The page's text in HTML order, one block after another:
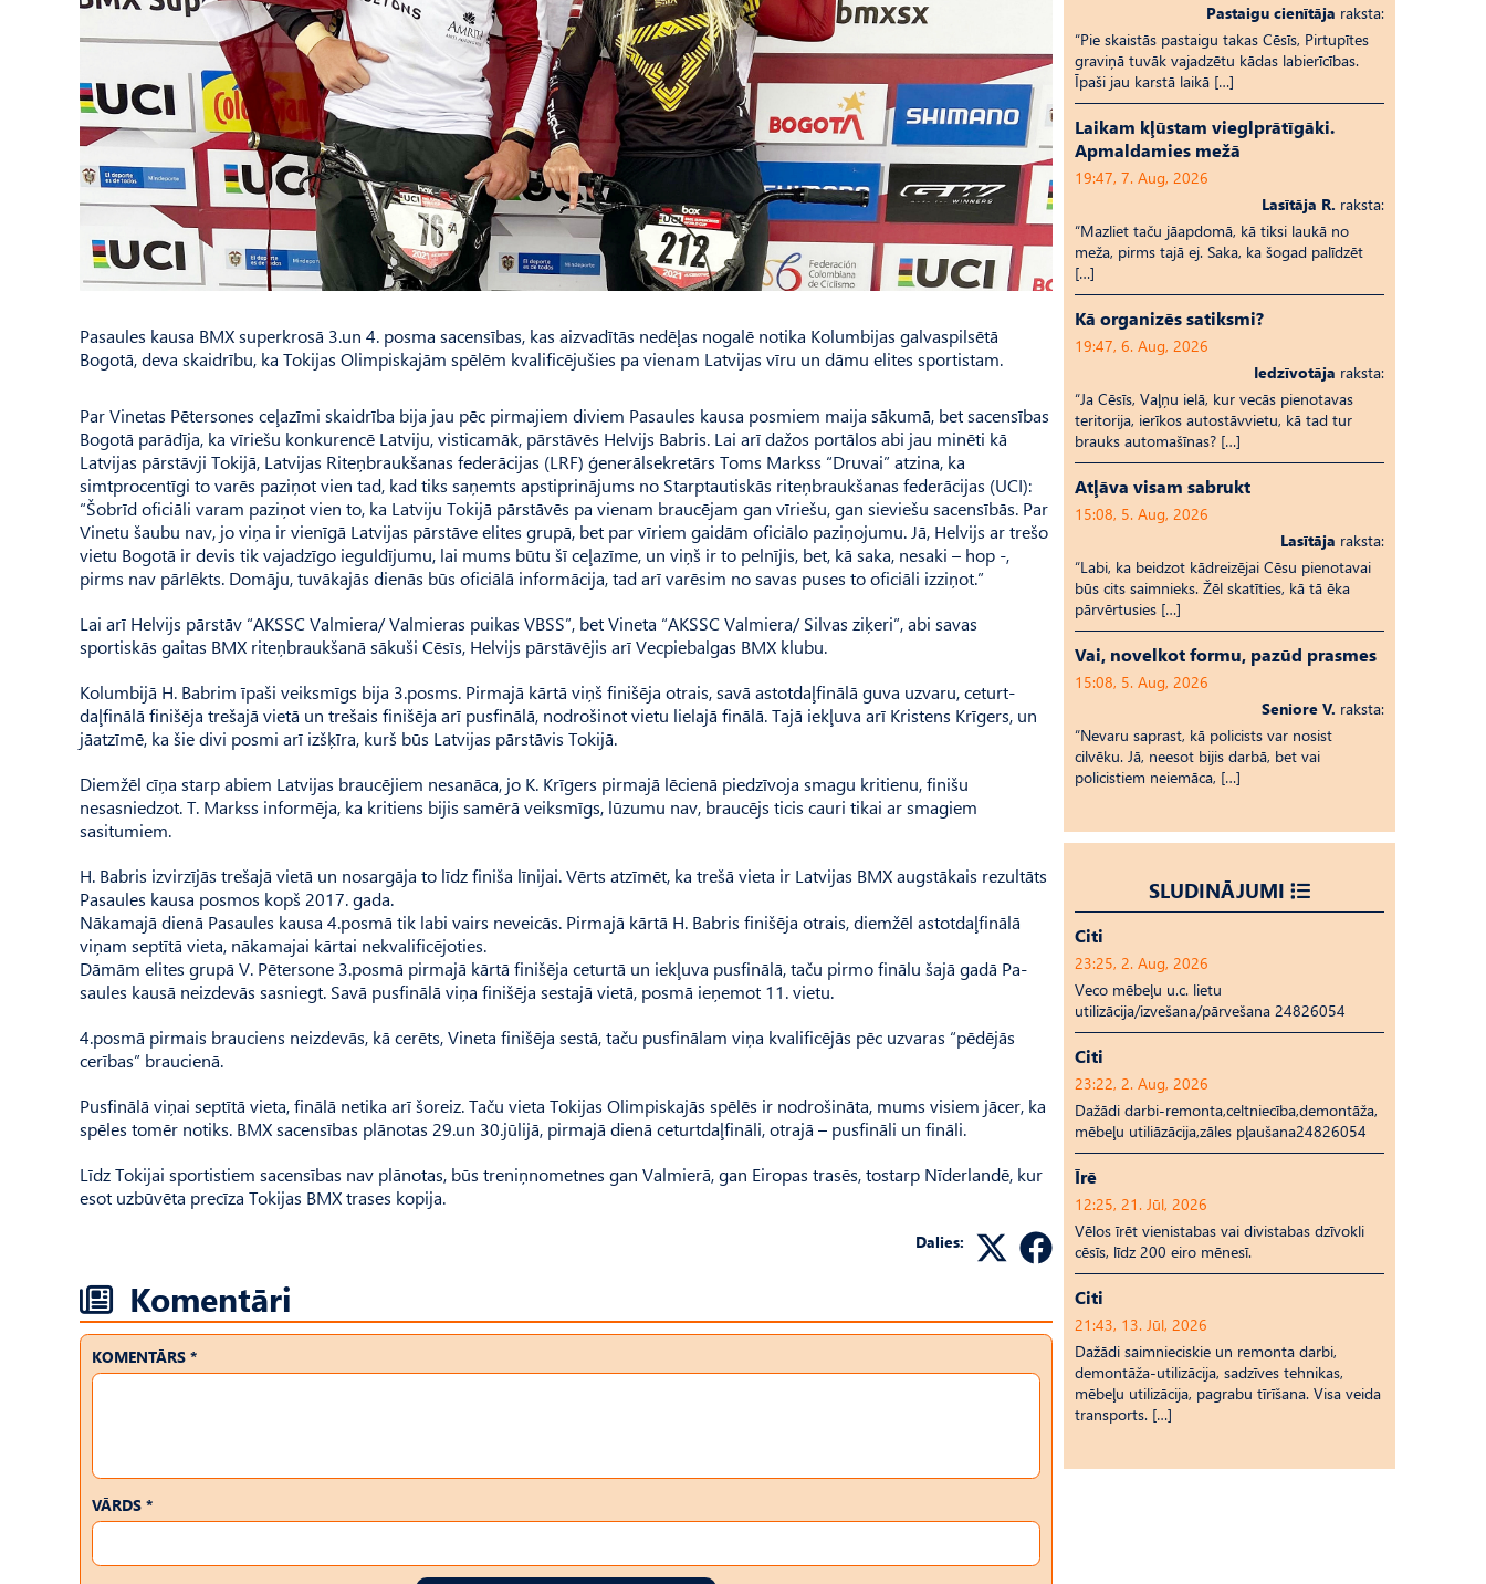
Pasaules kausa BMX superkrosā 3.un 4. posma sacensības, kas aizvadītās nedēļas nogalē notika Kolumbijas galvaspilsētā
Bogotā, deva skaidrību, ka Tokijas Olimpiskajām spēlēm kvalificējušies pa vienam Latvijas vīru un dāmu elites sportistam.
Par Vinetas Pētersones ceļazīmi skaidrība bija jau pēc pirmajiem diviem Pasaules kausa posmiem maija sākumā, bet sacensības
Bogotā parādīja, ka vīriešu konkurencē Latviju, visticamāk, pārstāvēs Helvijs Babris. Lai arī dažos portālos abi jau minēti kā
Latvijas pārstāvji Tokijā, Latvijas Riteņbraukšanas federācijas (LRF) ģenerālsekretārs Toms Markss “Druvai” atzina, ka
simtprocentīgi to varēs paziņot vien tad, kad tiks saņemts apstiprinājums no Starptautiskās riteņbraukšanas federācijas (UCI):
“Šobrīd oficiāli varam paziņot vien to, ka Latviju Tokijā pārstāvēs pa vienam braucējam gan vīriešu, gan sieviešu sacensībās. Par
Vinetu šaubu nav, jo viņa ir vienīgā Latvijas pārstāve elites grupā, bet par vīriem gaidām oficiālo paziņojumu. Jā, Helvijs ar trešo
vietu Bogotā ir devis tik vajadzīgo ieguldījumu, lai mums būtu šī ceļazīme, un viņš ir to pelnījis, bet, kā saka, nesaki – hop -,
pirms nav pārlēkts. Domāju, tuvākajās dienās būs oficiālā informācija, tad arī varēsim no savas puses to oficiāli izziņot.”
Lai arī Helvijs pārstāv “AKSSC Valmiera/ Valmieras puikas VBSS”, bet Vineta “AKSSC Valmiera/ Silvas ziķeri”, abi savas
sportiskās gaitas BMX riteņbraukšanā sākuši Cēsīs, Helvijs pārstāvējis arī Vecpiebalgas BMX klubu.
Kolumbijā H. Babrim īpaši veiksmīgs bija 3.posms. Pirmajā kārtā viņš finišēja otrais, savā astotdaļfinālā guva uzvaru, ceturt­
daļfinālā finišēja trešajā vietā un trešais finišēja arī pusfinālā, nodrošinot vietu lielajā finālā. Tajā iekļuva arī Kristens Krīgers, un
jāatzīmē, ka šie divi posmi arī izšķīra, kurš būs Latvijas pārstāvis Tokijā.
Diemžēl cīņa starp abiem Latvijas braucējiem nesanāca, jo K. Krīgers pirmajā lēcienā piedzīvoja smagu kritienu, finišu
nesasniedzot. T. Markss informēja, ka kritiens bijis samērā veiksmīgs, lūzumu nav, braucējs ticis cauri tikai ar smagiem
sasitumiem.
H. Babris izvirzījās trešajā vietā un nosargāja to līdz finiša līnijai. Vērts atzīmēt, ka trešā vieta ir Latvijas BMX augstākais rezultāts
Pasaules kausa posmos kopš 2017. gada.
Nākamajā dienā Pasaules kausa 4.posmā tik labi vairs neveicās. Pirmajā kārtā H. Babris finišēja otrais, diemžēl astotdaļfinālā
viņam septītā vieta, nākamajai kārtai nekvalificējoties.
Dāmām elites grupā V. Pēter­sone 3.posmā pirmajā kārtā finišēja ceturtā un iekļuva pusfinālā, taču pirmo finālu šajā gadā Pa­
saules kausā neizdevās sasniegt. Savā pusfinālā viņa finišēja sestajā vietā, posmā ieņemot 11. vietu.
4.posmā pirmais brauciens neizdevās, kā cerēts, Vineta finišēja sestā, taču pusfinālam viņa kvalificējās pēc uzvaras “pēdējās
cerības” braucienā.
Pusfinālā viņai septītā vieta, finālā netika arī šoreiz. Taču vieta Tokijas Olimpiskajās spēlēs ir nodrošināta, mums visiem jācer, ka
spēles tomēr notiks. BMX sacensības plānotas 29.un 30.jūlijā, pirmajā dienā ceturtdaļfināli, otrajā – pusfināli un fināli.
Līdz To­kijai sportistiem sacensības nav plānotas, būs treniņnometnes gan Valmierā, gan Eiropas trasēs, tostarp Nīderlandē, kur
esot uzbūvēta precīza Tokijas BMX trases kopija.
Dalies:
Komentāri
KOMENTĀRS *
VĀRDS *
Pastaigu cienītāja raksta:
“Pie skaistās pastaigu takas Cēsīs, Pirtupītes
graviņā tuvāk vajadzētu kādas labierīcības.
Īpaši jau karstā laikā […]
Laikam kļūstam vieglprātīgāki.
Apmaldamies mežā
19:47, 7. Aug, 2026
Lasītāja R. raksta:
“Mazliet taču jāapdomā, kā tiksi laukā no
meža, pirms tajā ej. Saka, ka šogad palīdzēt
[…]
Kā organizēs satiksmi?
19:47, 6. Aug, 2026
Iedzīvotāja raksta:
“Ja Cēsīs, Vaļņu ielā, kur vecās pienotavas
teritorija, ierīkos autostāvvietu, kā tad tur
brauks automašīnas? […]
Atļāva visam sabrukt
15:08, 5. Aug, 2026
Lasītāja raksta:
“Labi, ka beidzot kādreizējai Cēsu pienotavai
būs cits saimnieks. Žēl skatīties, kā tā ēka
pārvērtusies […]
Vai, novelkot formu, pazūd prasmes
15:08, 5. Aug, 2026
Seniore V. raksta:
“Nevaru saprast, kā policists var nosist
cilvēku. Jā, neesot bijis darbā, bet vai
policistiem neiemāca, […]
SLUDINĀJUMI
Citi
23:25, 2. Aug, 2026
Veco mēbeļu u.c. lietu
utilizācija/izvešana/pārvešana 24826054
Citi
23:22, 2. Aug, 2026
Dažādi darbi-remonta,celtniecība,demontāža,
mēbeļu utiliāzācija,zāles pļaušana24826054
Īrē
12:25, 21. Jūl, 2026
Vēlos īrēt vienistabas vai divistabas dzīvokli
cēsīs, līdz 200 eiro mēnesī.
Citi
21:43, 13. Jūl, 2026
Dažādi saimnieciskie un remonta darbi,
demontāža-utilizācija, sadzīves tehnikas,
mēbeļu utilizācija, pagrabu tīrīšana. Visa veida
transports. […]